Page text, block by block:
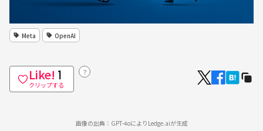
Meta OpenAI
Like! 1
クリップする
？
画像の出典：GPT-4oによりLedge.aiが生成